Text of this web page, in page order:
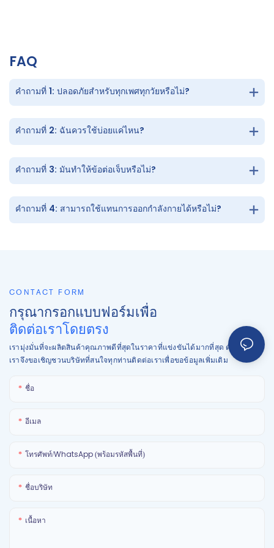
FAQ
คำถามที่ 1: ปลอดภัยสำหรับทุกเพศทุกวัยหรือไม่?
คำถามที่ 2: ฉันควรใช้บ่อยแค่ไหน?
คำถามที่ 3: มันทำให้ข้อต่อเจ็บหรือไม่?
คำถามที่ 4: สามารถใช้แทนการออกกำลังกายได้หรือไม่?
CONTACT FORM
กรุณากรอกแบบฟอร์มเพื่อ
ติดต่อเราโดยตรง
เรามุ่งมั่นที่จะผลิตสินค้าคุณภาพดีที่สุดในราคาที่แข่งขันได้มากที่สุด ดังนั้น
เราจึงขอเชิญชวนบริษัทที่สนใจทุกท่านติดต่อเราเพื่อขอข้อมูลเพิ่มเติม
ชื่อ
อีเมล
โทรศัพท์/WhatsApp (พร้อมรหัสพื้นที่)
ชื่อบริษัท
เนื้อหา